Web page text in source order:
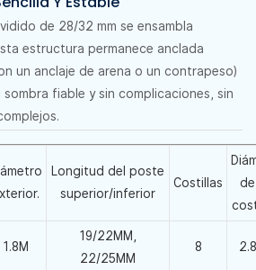
de 28/32 mm se ensambla
estructura permanece anclada
un anclaje de arena o un contrapeso)
fiable y sin complicaciones, sin
Longitud del poste
superior/inferior
Costillas
1.8M
19/22MM,
22/25MM
8